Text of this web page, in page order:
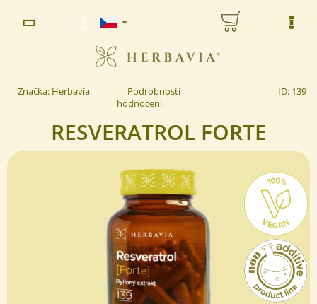
NÁKUPNÍ
ID: 139
Průměrné
hodnocení
je
5,0
Podrobnosti
hodnocení
Značka: Herbavia
RESVERATROL FORTE
www.herbavia.cz - Chat